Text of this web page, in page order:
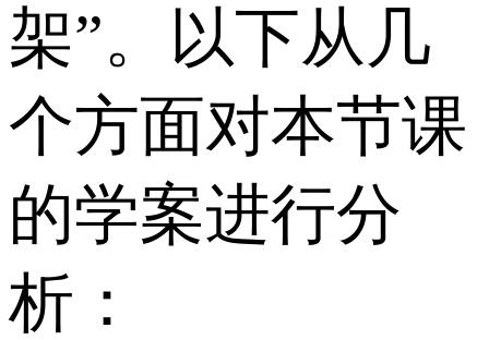
架”。以下从几
个方面对本节课
的学案进行分
析：